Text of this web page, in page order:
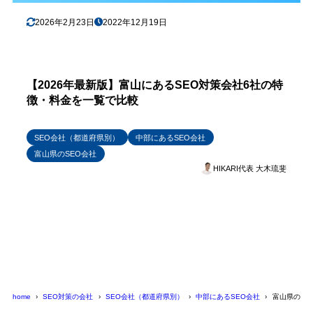
2026年2月23日 2022年12月19日
【2026年最新版】富山にあるSEO対策会社6社の特
徴・料金を一覧で比較
SEO会社（都道府県別）
中部にあるSEO会社
富山県のSEO会社
HIKARI代表 大木琉斐
home SEO対策の会社 SEO会社（都道府県別） 中部にあるSEO会社 富山県の